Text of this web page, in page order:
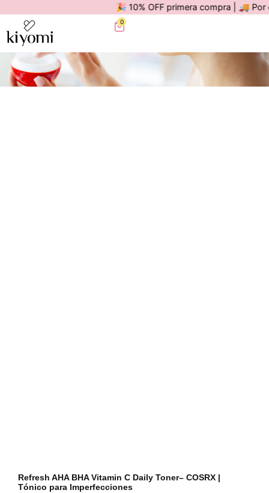
🎉 10% OFF primera compra | 🚚 Por
0
Refresh AHA BHA Vitamin C Daily Toner– COSRX |
Tónico para Imperfecciones